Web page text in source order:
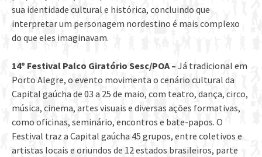
sua identidade cultural e histórica, concluindo que
interpretar um personagem nordestino é mais complexo
do que eles imaginavam.
14º Festival Palco Giratório Sesc/POA – Já tradicional em
Porto Alegre, o evento movimenta o cenário cultural da
Capital gaúcha de 03 a 25 de maio, com teatro, dança, circo,
música, cinema, artes visuais e diversas ações formativas,
como oficinas, seminário, encontros e bate-papos. O
Festival traz a Capital gaúcha 45 grupos, entre coletivos e
artistas locais e oriundos de 12 estados brasileiros, parte